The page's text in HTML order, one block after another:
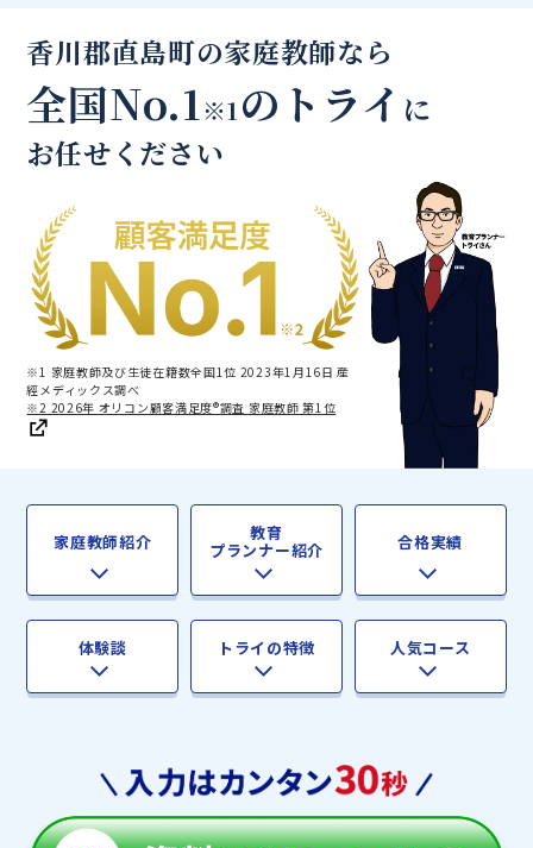
香川郡直島町の家庭教師なら
全国No.1※1のトライ に
お任せください
※1 家庭教師及び生徒在籍数全国1位 2023年1月16日 産
經メディックス調べ
※2 2026年 オリコン顧客満足度®調査 家庭教師 第1位
家庭教師紹介 教育
プランナー紹介 合格実績
体験談 トライの特徴 人気コース